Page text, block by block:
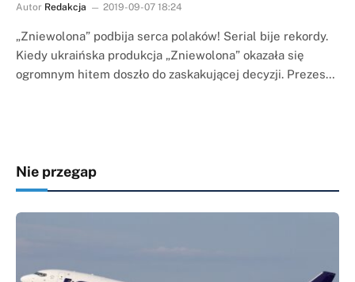
Autor Redakcja 2019-09-07 18:24
„Zniewolona” podbija serca polaków! Serial bije rekordy.
Kiedy ukraińska produkcja „Zniewolona” okazała się
ogromnym hitem doszło do zaskakującej decyzji. Prezes…
Nie przegap